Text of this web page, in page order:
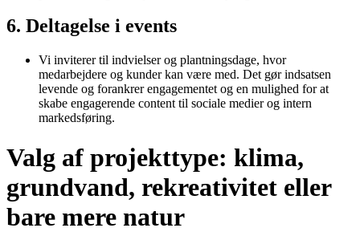
6. Deltagelse i events
Vi inviterer til indvielser og plantningsdage, hvor
medarbejdere og kunder kan være med. Det gør indsatsen
levende og forankrer engagementet og en mulighed for at
skabe engagerende content til sociale medier og intern
markedsføring.
Valg af projekttype: klima,
grundvand, rekreativitet eller
bare mere natur